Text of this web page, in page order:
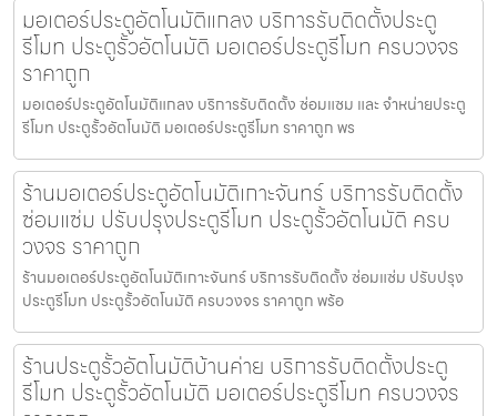
มอเตอร์ประตูอัตโนมัติแกลง บริการรับติดตั้งประตู
รีโมท ประตูรั้วอัตโนมัติ มอเตอร์ประตูรีโมท ครบวงจร
ราคาถูก
มอเตอร์ประตูอัตโนมัติแกลง บริการรับติดตั้ง ซ่อมแซม และ จำหน่ายประตู
รีโมท ประตูรั้วอัตโนมัติ มอเตอร์ประตูรีโมท ราคาถูก พร
ร้านมอเตอร์ประตูอัตโนมัติเกาะจันทร์ บริการรับติดตั้ง
ซ่อมแซ่ม ปรับปรุงประตูรีโมท ประตูรั้วอัตโนมัติ ครบ
วงจร ราคาถูก
ร้านมอเตอร์ประตูอัตโนมัติเกาะจันทร์ บริการรับติดตั้ง ซ่อมแซ่ม ปรับปรุง
ประตูรีโมท ประตูรั้วอัตโนมัติ ครบวงจร ราคาถูก พร้อ
ร้านประตูรั้วอัตโนมัติบ้านค่าย บริการรับติดตั้งประตู
รีโมท ประตูรั้วอัตโนมัติ มอเตอร์ประตูรีโมท ครบวงจร